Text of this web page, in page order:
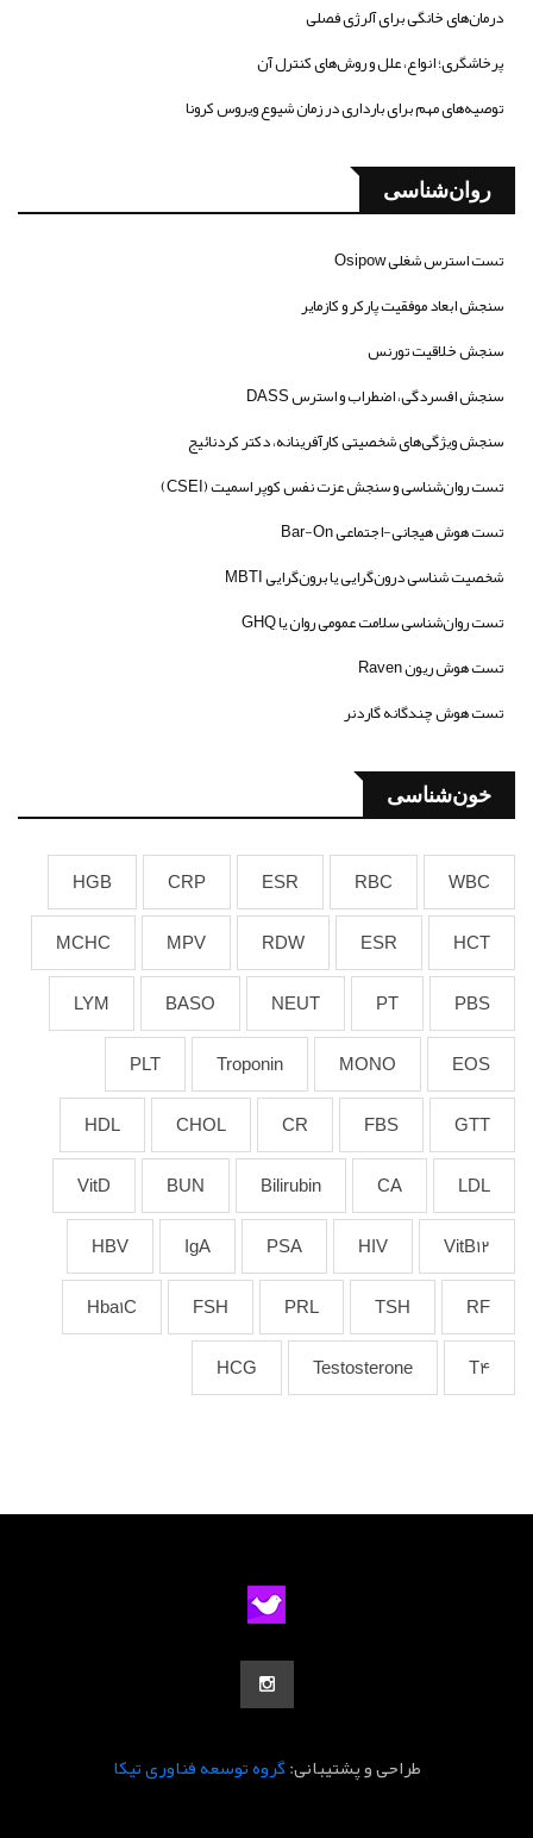
درمان‌های خانگی برای آلرژی فصلی
پرخاشگری؛ انواع، علل و روش‌های کنترل آن
توصیه‌های مهم برای بارداری در زمان شیوع ویروس کرونا
روان‌شناسی
تست استرس شغلی Osipow
سنجش ابعاد موفقیت پارکر و کازمایر
سنجش خلاقیت تورنس
سنجش افسردگی، اضطراب و استرس DASS
سنجش ویژگی‌های شخصیتی کارآفرینانه، دکتر کردنائیج
تست روان‌شناسی و سنجش عزت نفس کوپر اسمیت (CSEI)
تست هوش هیجانی-اجتماعی Bar-On
شخصیت شناسی درون‌گرایی یا برون‌گرایی MBTI
تست روان‌شناسی سلامت عمومی روان یا GHQ
تست هوش ریون Raven
تست هوش چندگانه گاردنر
خون‌شناسی
WBC
RBC
ESR
CRP
HGB
HCT
ESR
RDW
MPV
MCHC
PBS
PT
NEUT
BASO
LYM
EOS
MONO
Troponin
PLT
GTT
FBS
CR
CHOL
HDL
LDL
CA
Bilirubin
BUN
VitD
VitB12
HIV
PSA
IgA
HBV
RF
TSH
PRL
FSH
Hba1C
T4
Testosterone
HCG
طراحی و پشتیبانی:گروه توسعه فناوری تیکا